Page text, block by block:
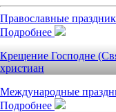
Православные
Подробнее
Крещение Господне
христиан
Международные
Подробнее